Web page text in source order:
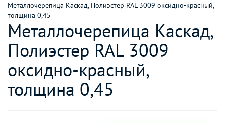
Металлочерепица Каскад, Полиэстер RAL 3009 оксидно-красный,
толщина 0,45
Металлочерепица Каскад,
Полиэстер RAL 3009
оксидно-красный,
толщина 0,45